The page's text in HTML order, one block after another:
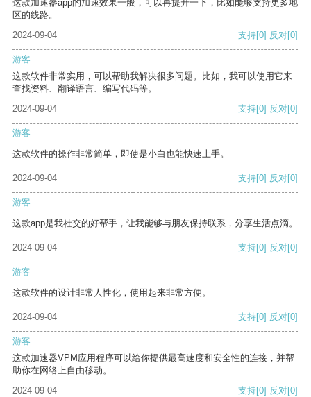
这款加速器app的加速效果一般，可以再提升一下，比如能够支持更多地
区的线路。
2024-09-04
支持[0] 反对[0]
游客
这款软件非常实用，可以帮助我解决很多问题。比如，我可以使用它来
查找资料、翻译语言、编写代码等。
2024-09-04
支持[0] 反对[0]
游客
这款软件的操作非常简单，即使是小白也能快速上手。
2024-09-04 支持[0] 反对[0]
游客
这款app是我社交的好帮手，让我能够与朋友保持联系，分享生活点滴。
2024-09-04 支持[0] 反对[0]
游客
这款软件的设计非常人性化，使用起来非常方便。
2024-09-04 支持[0] 反对[0]
游客
这款加速器VPM应用程序可以给你提供最高速度和安全性的连接，并帮
助你在网络上自由移动。
2024-09-04
支持[0] 反对[0]